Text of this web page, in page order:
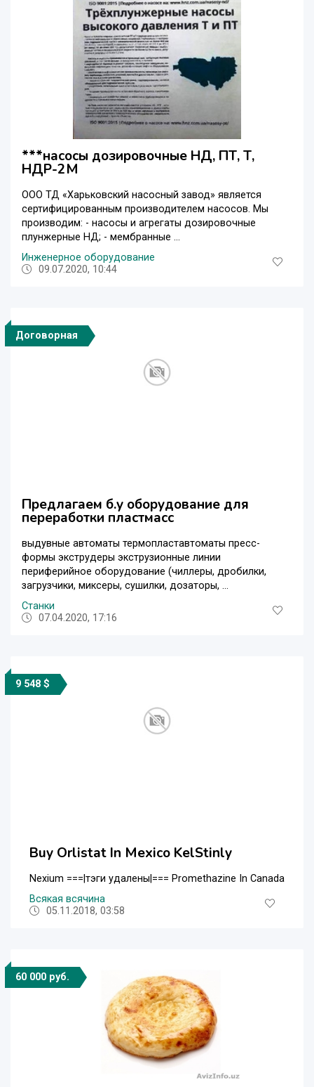
***насосы дозировочные НД, ПТ, Т,
НДР-2М
ООО ТД «Харьковский насосный завод» является
сертифицированным производителем насосов. Мы
производим: - насосы и агрегаты дозировочные
плунжерные НД; - мембранные ...
Инженерное оборудование
09.07.2020, 10:44
Договорная
Предлагаем б.у оборудование для
переработки пластмасс
выдувные автоматы термопластавтоматы пресс-
формы экструдеры экструзионные линии
периферийное оборудование (чиллеры, дробилки,
загрузчики, миксеры, сушилки, дозаторы, ...
Станки
07.04.2020, 17:16
9 548 $
Buy Orlistat In Mexico KelStinly
Nexium ===|тэги удалены|=== Promethazine In Canada
Всякая всячина
05.11.2018, 03:58
60 000 руб.